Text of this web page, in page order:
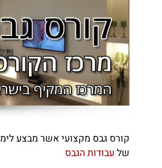
קורס גבס מקצועי אשר מבצע
של עבודות הגבס